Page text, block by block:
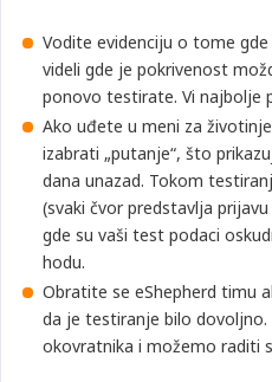
Vodite evidenciju o tome
videli gde je pokrivenost
ponovo testirate. Vi najbolje
Ako uđete u meni za
izabrati „putanje“, što
dana unazad. Tokom
(svaki čvor predstavlja
gde su vaši test podaci
hodu.
Obratite se eShepherd timu
da je testiranje bilo
okovratnika i možemo raditi